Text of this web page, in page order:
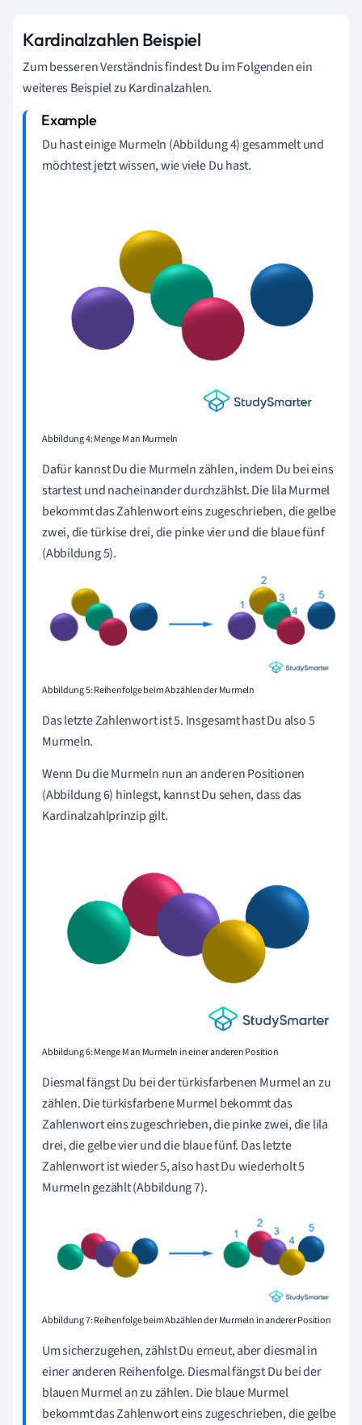
Kardinalzahlen Beispiel
Zum besseren Verständnis findest Du im Folgenden ein
weiteres Beispiel zu Kardinalzahlen.
Du hast einige Murmeln (Abbildung 4) gesammelt und
möchtest jetzt wissen, wie viele Du hast.
Abbildung 4: Menge M an Murmeln
Dafür kannst Du die Murmeln zählen, indem Du bei eins
startest und nacheinander durchzählst. Die lila Murmel
bekommt das Zahlenwort eins zugeschrieben, die gelbe
zwei, die türkise drei, die pinke vier und die blaue fünf
(Abbildung 5).
Abbildung 5: Reihenfolge beim Abzählen der Murmeln
Das letzte Zahlenwort ist 5. Insgesamt hast Du also 5
Murmeln.
Wenn Du die Murmeln nun an anderen Positionen
(Abbildung 6) hinlegst, kannst Du sehen, dass das
Kardinalzahlprinzip gilt.
Abbildung 6: Menge M an Murmeln in einer anderen Position
Diesmal fängst Du bei der türkisfarbenen Murmel an zu
zählen.Die türkisfarbene Murmel bekommt das
Zahlenwort eins zugeschrieben, die pinke zwei, die lila
drei, die gelbe vier und die blaue fünf. Das letzte
Zahlenwort ist wieder 5, also hast Du wiederholt 5
Murmeln gezählt (Abbildung 7).
Abbildung 7: Reihenfolge beim Abzählen der Murmeln in anderer Position
Um sicherzugehen, zählst Du erneut, aber diesmal in
einer anderen Reihenfolge. Diesmal fängst Du bei der
blauen Murmel an zu zählen. Die blaue Murmel
bekommt das Zahlenwort eins zugeschrieben, die gelbe